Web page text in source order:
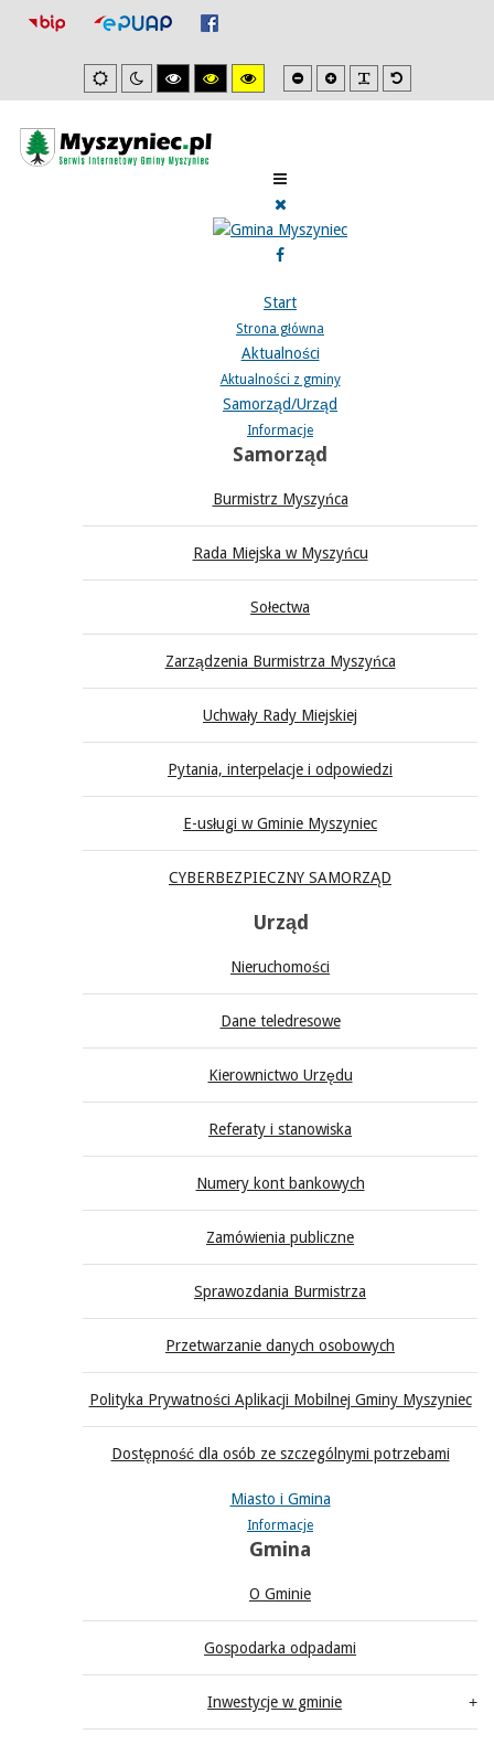
Ustawienia
domyslne
Tryb
nocny
Wysoki
kontrast
Wysoki
kontrast
Wysoki
kontrast
Mniejsza
czcionka
Zwiększona
czcionka
Domyślna
czcionka
Start
Strona główna
Aktualności
Aktualności z gminy
Samorząd/Urząd
Informacje
Samorząd
Burmistrz Myszyńca
Rada Miejska w Myszyńcu
Sołectwa
Zarządzenia Burmistrza Myszyńca
Uchwały Rady Miejskiej
Pytania, interpelacje i odpowiedzi
E-usługi w Gminie Myszyniec
CYBERBEZPIECZNY SAMORZĄD
Urząd
Nieruchomości
Dane teledresowe
Kierownictwo Urzędu
Referaty i stanowiska
Numery kont bankowych
Zamówienia publiczne
Sprawozdania Burmistrza
Przetwarzanie danych osobowych
Polityka Prywatności Aplikacji Mobilnej Gminy Myszyniec
Dostępność dla osób ze szczególnymi potrzebami
Miasto i Gmina
Informacje
Gmina
O Gminie
Gospodarka odpadami
Inwestycje w gminie